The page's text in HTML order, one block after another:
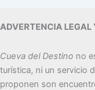
ADVERTENCIA LEGAL
Cueva del Destino no
turística, ni un servicio
proponen son